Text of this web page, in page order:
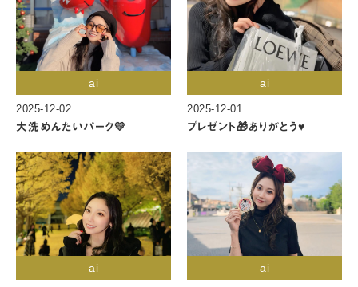
ai
2025-12-02
大洗めんたいパーク💛
ai
2025-12-01
プレゼント🎁ありがとう♥️
ai ai